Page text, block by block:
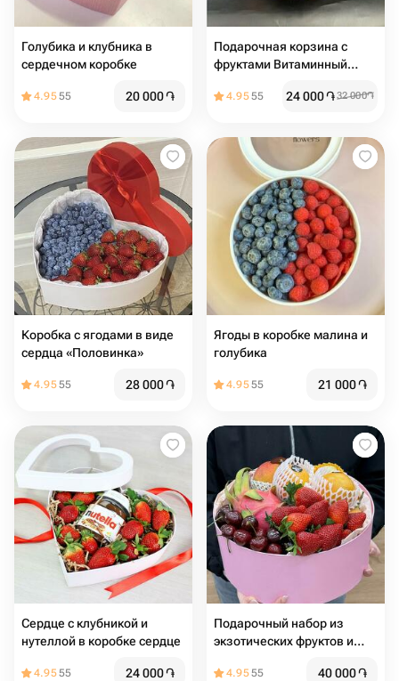
Голубика и клубника в
сердечном коробке
4.9555 20 000֏
Подарочная корзина с
фруктами Витаминный
4.9555 24 000֏32 000֏
Коробка с ягодами в виде
сердца «Половинка»
4.9555 28 000֏
Ягоды в коробке малина и
голубика
4.9555 21 000֏
Сердце с клубникой и
нутеллой в коробке сердце
4.9555 24 000֏
Подарочный набор из
экзотических фруктов и
4.9555 40 000֏